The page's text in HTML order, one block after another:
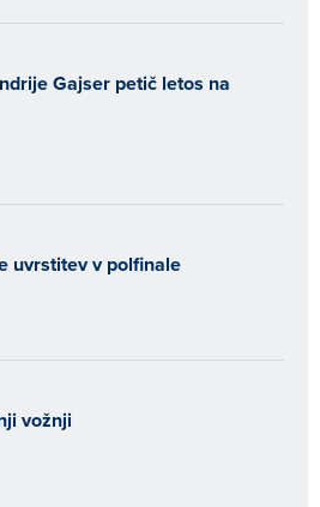
Gajser petič letos na
uvrstitev v polfinale
vožnji